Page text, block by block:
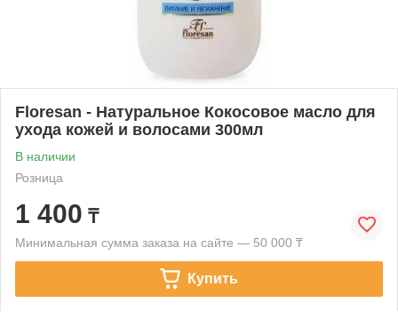
Floresan - Натуральное Кокосовое масло для
ухода кожей и волосами 300мл
В наличии
Розница
1 400 ₸
Минимальная сумма заказа на сайте — 50 000 ₸
Купить